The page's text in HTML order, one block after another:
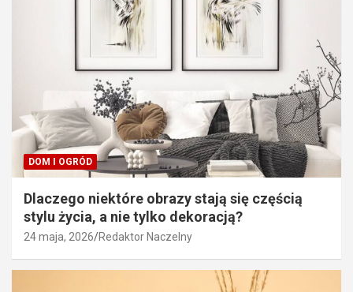
DOM I OGRÓD
Dlaczego niektóre obrazy stają się częścią
stylu życia, a nie tylko dekoracją?
24 maja, 2026 Redaktor Naczelny